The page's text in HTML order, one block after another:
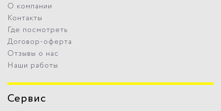
О компании
Контакты
Где посмотреть
Договор-оферта
Отзывы о нас
Наши работы
Сервис